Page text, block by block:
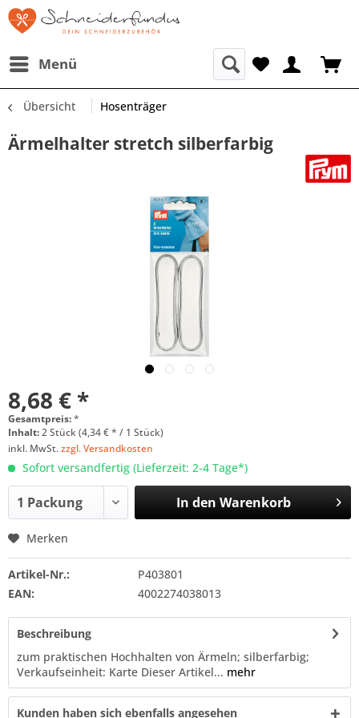
Menü
Übersicht Hosenträger
Ärmelhalter stretch silberfarbig
8,68 € *
Gesamtpreis:*
Inhalt:2 Stück (4,34 € * / 1 Stück)
inkl. MwSt.zzgl. Versandkosten
Sofort versandfertig (Lieferzeit: 2-4 Tage*)
In den Warenkorb
Merken
Artikel-Nr.:
P403801
EAN:
4002274038013
Beschreibung
zum praktischen Hochhalten von Ärmeln; silberfarbig;
Verkaufseinheit: Karte Dieser Artikel... mehr
Kunden haben sich ebenfalls angesehen